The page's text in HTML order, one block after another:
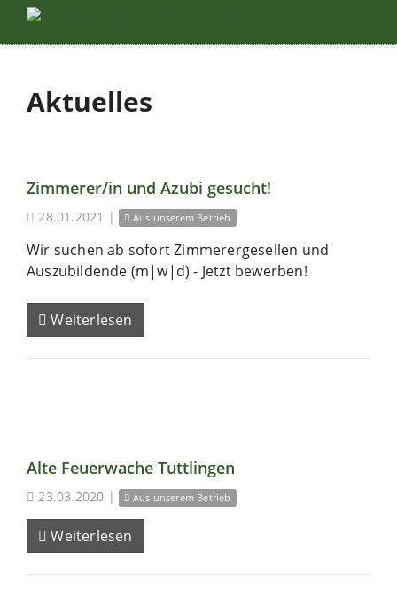
Aktuelles
Zimmerer/in und Azubi gesucht!
28.01.2021 | Aus unserem Betrieb
Wir suchen ab sofort Zimmerergesellen und
Auszubildende (m|w|d) - Jetzt bewerben!
Weiterlesen
Alte Feuerwache Tuttlingen
23.03.2020 | Aus unserem Betrieb
Weiterlesen